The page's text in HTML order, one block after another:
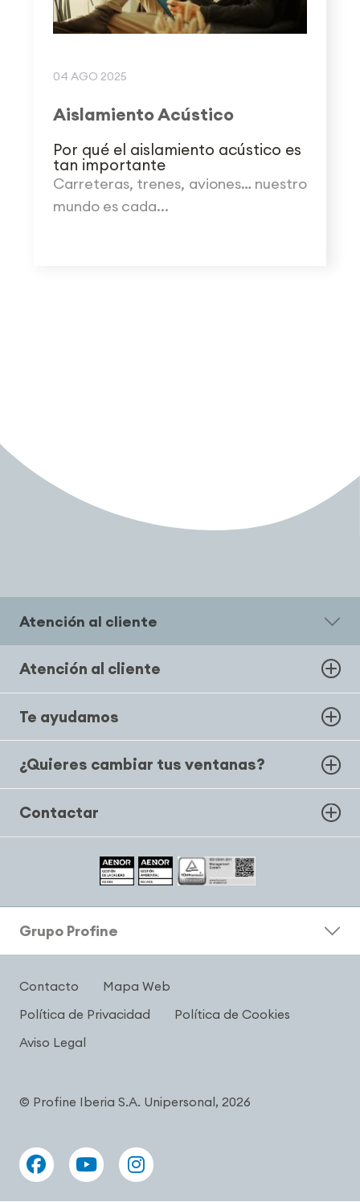
04 AGO 2025
Aislamiento Acústico
Por qué el aislamiento acústico es
tan importante
Carreteras, trenes, aviones… nuestro
mundo es cada...
Atención al cliente
Atención al cliente
Te ayudamos
¿Quieres cambiar tus ventanas?
Contactar
Grupo Profine
Contacto
Mapa Web
Política de Privacidad
Política de Cookies
Aviso Legal
© Profine Iberia S.A. Unipersonal, 2026